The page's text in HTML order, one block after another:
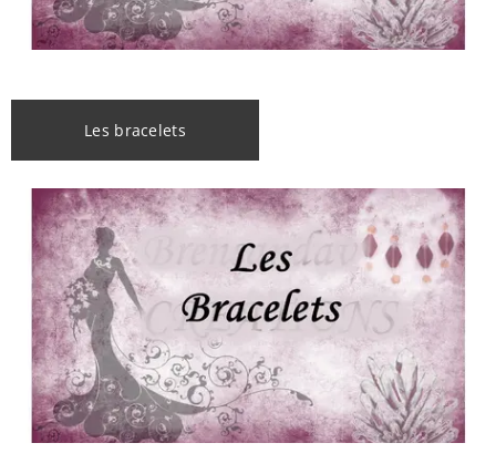
Les bracelets